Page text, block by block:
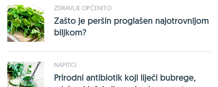
ZDRAVLJE OPĆENITO
Zašto je peršin proglašen najotrovnijom
biljkom?
NAPITCI
Prirodni antibiotik koji liječi bubrege,